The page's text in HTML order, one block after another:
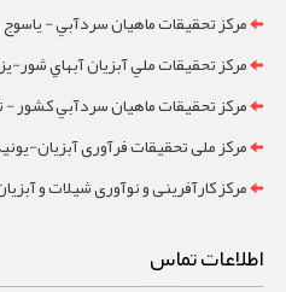
مرکز تحقيقات ماهيان سردآبي - ياسوج
مرکز تحقيقات ملي آبزيان آبهاي شور-
مرکز تحقيقات ماهيان سردآبي کشور -
مرکز ملی تحقیقات فرآوری آبزیان-
مرکز کارآفرینی و نوآوری شیلات و
اطلاعات تماس